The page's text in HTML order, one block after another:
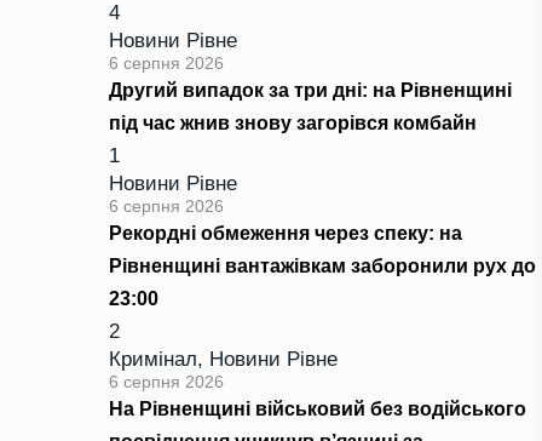
4
Новини Рівне
6 серпня 2026
Другий випадок за три дні: на Рівненщині
під час жнив знову загорівся комбайн
1
Новини Рівне
6 серпня 2026
Рекордні обмеження через спеку: на
Рівненщині вантажівкам заборонили рух до
23:00
2
Кримінал, Новини Рівне
6 серпня 2026
На Рівненщині військовий без водійського